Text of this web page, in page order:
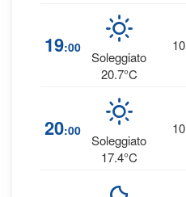
19:00
Soleggiato
20.7°C
20:00
Soleggiato
17.4°C